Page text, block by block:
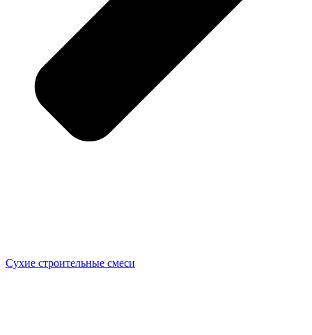
Сухие строительные смеси